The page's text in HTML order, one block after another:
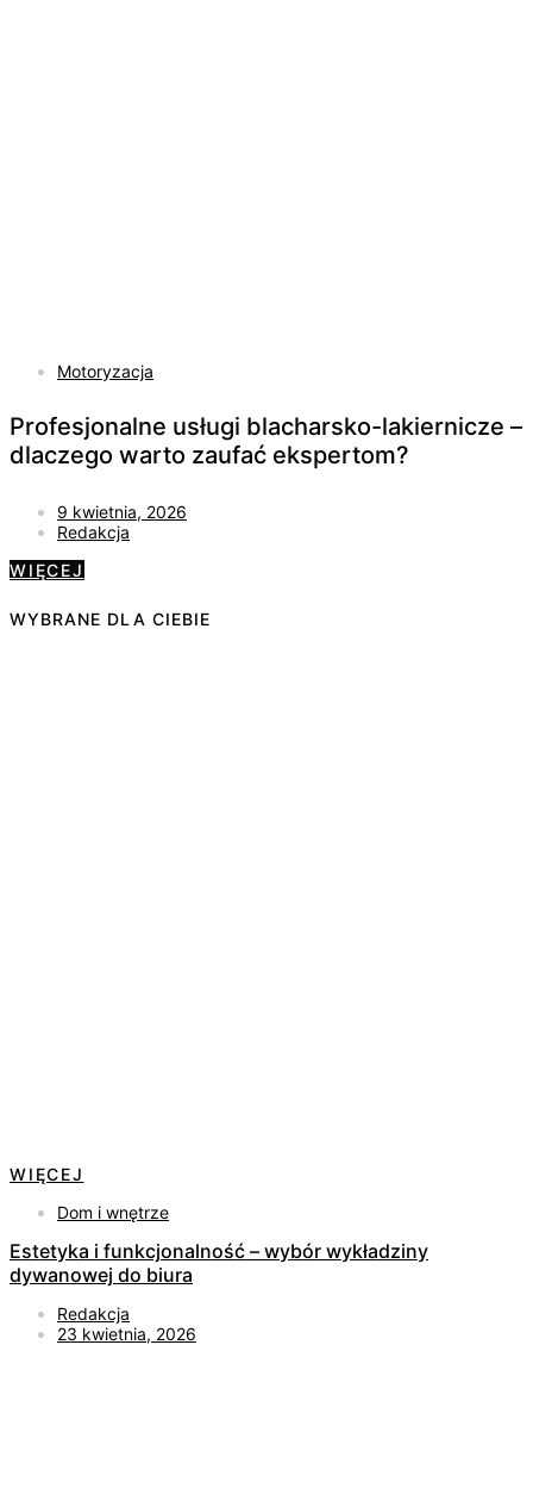
Motoryzacja
Profesjonalne usługi blacharsko-lakiernicze –
dlaczego warto zaufać ekspertom?
9 kwietnia, 2026
Redakcja
WIĘCEJ
WYBRANE DLA CIEBIE
WIĘCEJ
Dom i wnętrze
Estetyka i funkcjonalność – wybór wykładziny
dywanowej do biura
Redakcja
23 kwietnia, 2026